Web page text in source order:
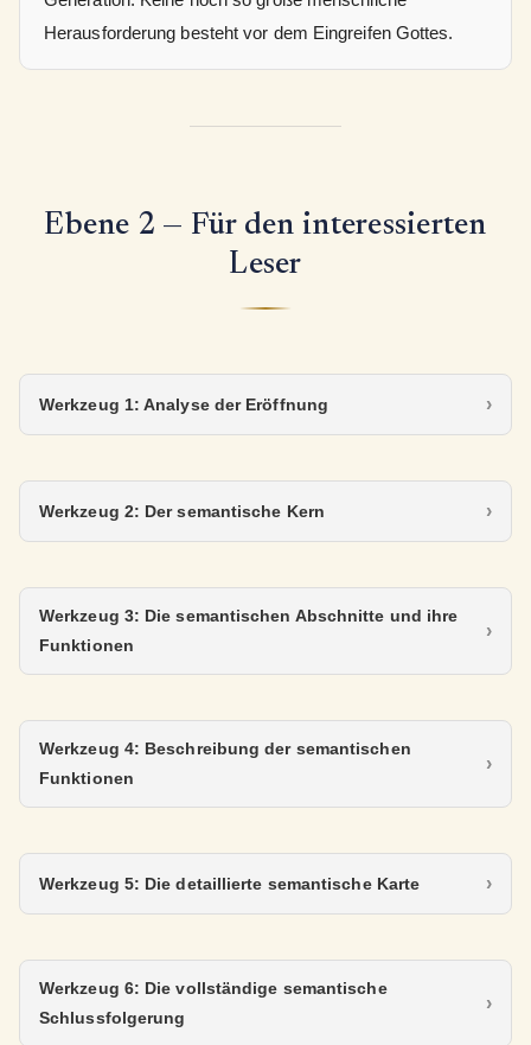
Herausforderung besteht vor dem Eingreifen Gottes.
Ebene 2 — Für den interessierten
Leser
Werkzeug 1: Analyse der Eröffnung
Werkzeug 2: Der semantische Kern
Werkzeug 3: Die semantischen Abschnitte und ihre
Funktionen
Werkzeug 4: Beschreibung der semantischen
Funktionen
Werkzeug 5: Die detaillierte semantische Karte
Werkzeug 6: Die vollständige semantische
Schlussfolgerung